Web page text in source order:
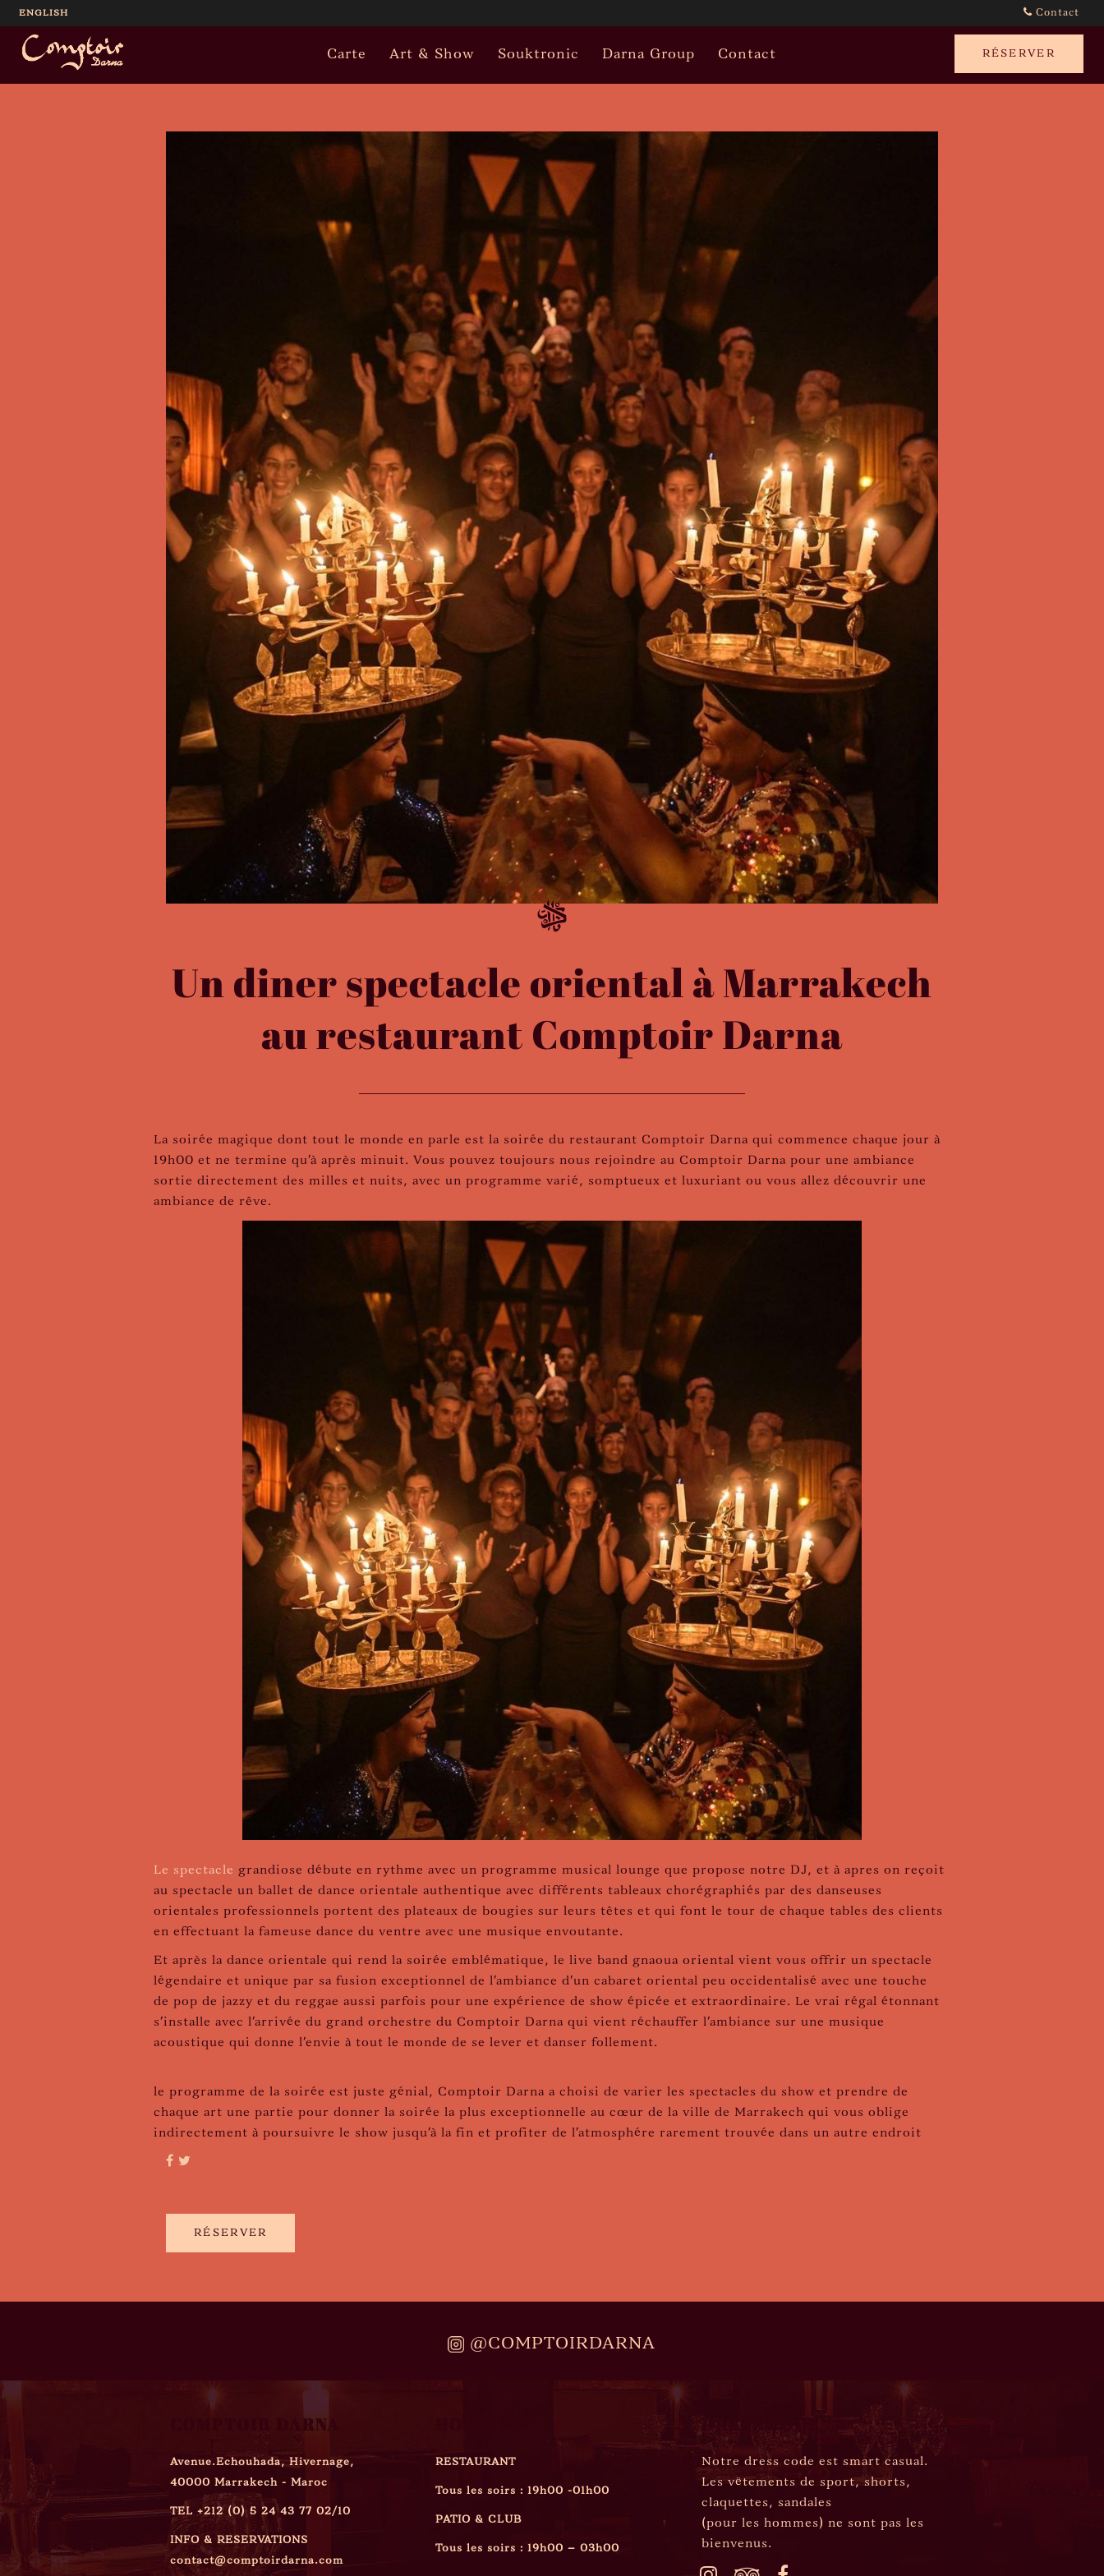
ENGLISH Contact
Carte Art & Show Souktronic Darna Group Contact RÉSERVER
Un diner spectacle oriental à Marrakech
au restaurant Comptoir Darna
La soirée magique dont tout le monde en parle est la soirée du restaurant Comptoir Darna qui commence chaque jour à
19h00 et ne termine qu'à après minuit. Vous pouvez toujours nous rejoindre au Comptoir Darna pour une ambiance
sortie directement des milles et nuits, avec un programme varié, somptueux et luxuriant ou vous allez découvrir une
ambiance de rêve.
Le spectacle grandiose débute en rythme avec un programme musical lounge que propose notre DJ, et à apres on reçoit
au spectacle un ballet de dance orientale authentique avec différents tableaux chorégraphiés par des danseuses
orientales professionnels portent des plateaux de bougies sur leurs têtes et qui font le tour de chaque tables des clients
en effectuant la fameuse dance du ventre avec une musique envoutante.
Et après la dance orientale qui rend la soirée emblématique, le live band gnaoua oriental vient vous offrir un spectacle
légendaire et unique par sa fusion exceptionnel de l'ambiance d'un cabaret oriental peu occidentalisé avec une touche
de pop de jazzy et du reggae aussi parfois pour une expérience de show épicée et extraordinaire. Le vrai régal étonnant
s'installe avec l'arrivée du grand orchestre du Comptoir Darna qui vient réchauffer l'ambiance sur une musique
acoustique qui donne l'envie à tout le monde de se lever et danser follement.
le programme de la soirée est juste génial, Comptoir Darna a choisi de varier les spectacles du show et prendre de
chaque art une partie pour donner la soirée la plus exceptionnelle au cœur de la ville de Marrakech qui vous oblige
indirectement à poursuivre le show jusqu'à la fin et profiter de l'atmosphére rarement trouvée dans un autre endroit
RÉSERVER
@COMPTOIRDARNA
COMPTOIR DARNA
Avenue.Echouhada, Hivernage,
40000 Marrakech - Maroc
TEL +212 (0) 5 24 43 77 02/10
INFO & RESERVATIONS
contact@comptoirdarna.com
RESTAURANT
Tous les soirs : 19h00 -01h00
PATIO & CLUB
Tous les soirs : 19h00 – 03h00
DRESS CODE
Notre dress code est smart casual.
Les vêtements de sport, shorts,
claquettes, sandales
(pour les hommes) ne sont pas les
bienvenus.